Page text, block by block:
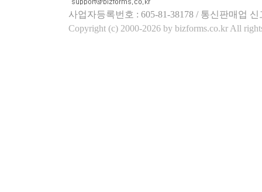
사업자등록번호 : 605-81-38178 / 통신판매업
Copyright (c) 2000-2026 by bizforms.co.kr All